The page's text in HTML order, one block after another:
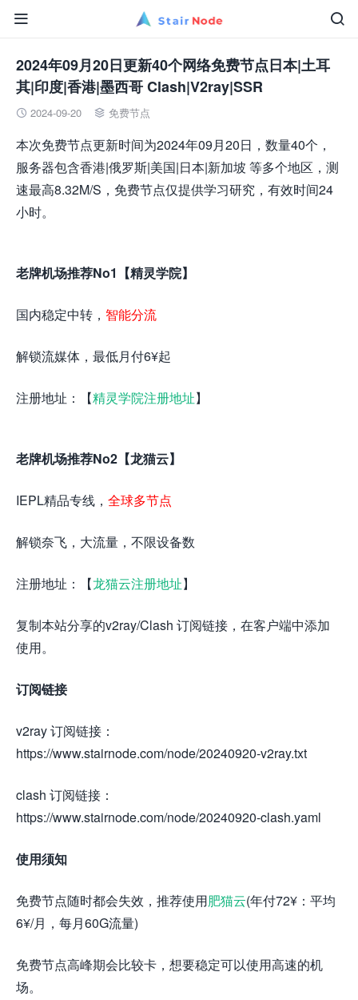


2024年09月20日更新40个网络免费节点日本|土耳
其|印度|香港|墨西哥 Clash|V2ray|SSR
 2024-09-20  免费节点
本次免费节点更新时间为2024年09月20日，数量40个，
服务器包含香港|俄罗斯|美国|日本|新加坡 等多个地区，测
速最高8.32M/S，免费节点仅提供学习研究，有效时间24
小时。
老牌机场推荐No1【精灵学院】
国内稳定中转， 智能分流
解锁流媒体，最低月付6¥起
注册地址：【精灵学院注册地址】
老牌机场推荐No2【龙猫云】
IEPL精品专线， 全球多节点
解锁奈飞，大流量，不限设备数
注册地址：【龙猫云注册地址】
复制本站分享的v2ray/Clash 订阅链接，在客户端中添加
使用。
订阅链接
v2ray 订阅链接：
https://www.stairnode.com/node/20240920-v2ray.txt
clash 订阅链接：
https://www.stairnode.com/node/20240920-clash.yaml
使用须知
免费节点随时都会失效，推荐使用肥猫云(年付72¥：平均
6¥/月，每月60G流量)
免费节点高峰期会比较卡，想要稳定可以使用高速的机
场。